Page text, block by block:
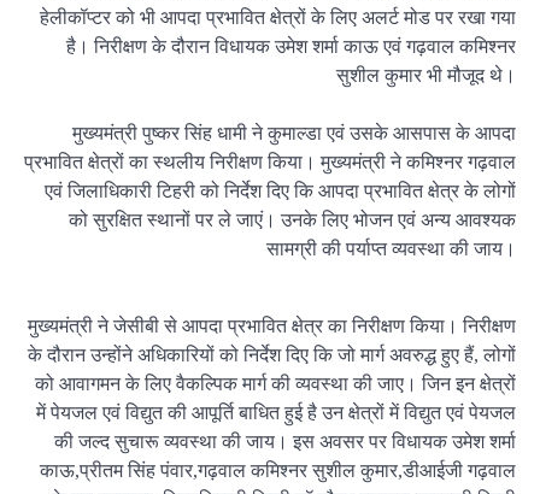
हेलीकॉप्टर को भी आपदा प्रभावित क्षेत्रों के लिए अलर्ट मोड पर रखा गया
है। निरीक्षण के दौरान विधायक उमेश शर्मा काऊ एवं गढ़वाल कमिश्नर
सुशील कुमार भी मौजूद थे।
मुख्यमंत्री पुष्कर सिंह धामी ने कुमाल्डा एवं उसके आसपास के आपदा
प्रभावित क्षेत्रों का स्थलीय निरीक्षण किया। मुख्यमंत्री ने कमिश्नर गढ़वाल
एवं जिलाधिकारी टिहरी को निर्देश दिए कि आपदा प्रभावित क्षेत्र के लोगों
को सुरक्षित स्थानों पर ले जाएं। उनके लिए भोजन एवं अन्य आवश्यक
सामग्री की पर्याप्त व्यवस्था की जाय।
मुख्यमंत्री ने जेसीबी से आपदा प्रभावित क्षेत्र का निरीक्षण किया। निरीक्षण
के दौरान उन्होंने अधिकारियों को निर्देश दिए कि जो मार्ग अवरुद्ध हुए हैं, लोगों
को आवागमन के लिए वैकल्पिक मार्ग की व्यवस्था की जाए। जिन इन क्षेत्रों
में पेयजल एवं विद्युत की आपूर्ति बाधित हुई है उन क्षेत्रों में विद्युत एवं पेयजल
की जल्द सुचारू व्यवस्था की जाय। इस अवसर पर विधायक उमेश शर्मा
काऊ,प्रीतम सिंह पंवार,गढ़वाल कमिश्नर सुशील कुमार,डीआईजी गढ़वाल